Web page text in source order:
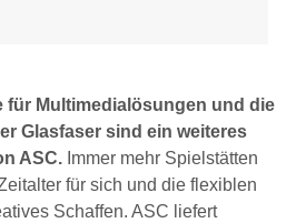
für Multimedialösungen und die
Glasfaser sind ein weiteres
ASC. Immer mehr Spielstätten
für sich und die flexiblen
Schaffen. ASC liefert